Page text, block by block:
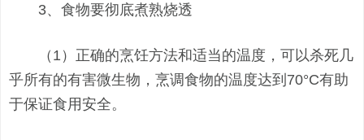
3、食物要彻底煮熟烧透
（1）正确的烹饪方法和适当的温度，可以杀死几
乎所有的有害微生物，烹调食物的温度达到70°C有助
于保证食用安全。